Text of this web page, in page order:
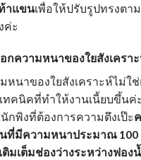
าแขนเพื่อให้ปรับรูปทรงตา
ค่ะ
กความหนาของใยสังเครา
หนาของใยสังเคราะห์ไม่ใ
ทคนิคที่ทำให้งานเนี้ยบขึ้นค่
กพิงที่ต้องการความตึงเป๊ะ
ที่มีความหนาประมาณ 100
เติมเต็มช่องว่างระหว่างฟอ